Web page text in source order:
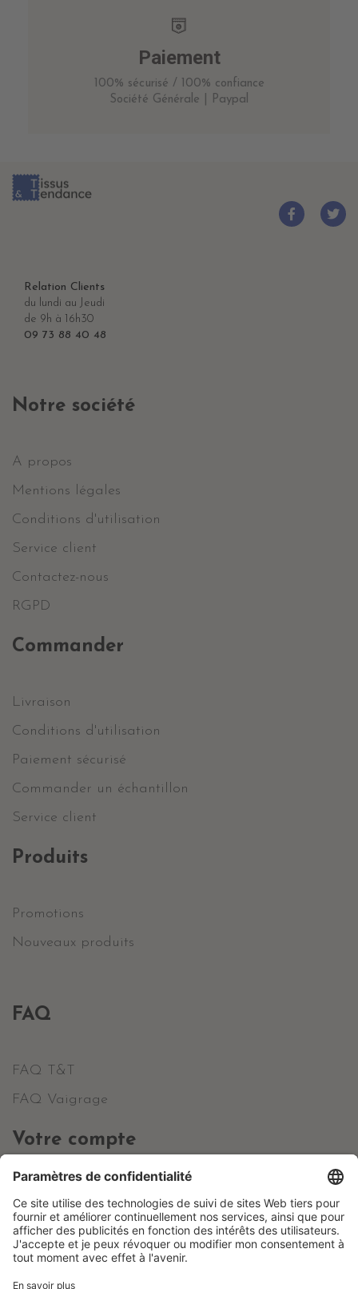
Paiement
100% sécurisé / 100% confiance
Société Générale | Paypal
Relation Clients
du lundi au Jeudi
de 9h à 16h30
09 73 88 40 48
Notre société
A propos
Mentions légales
Conditions d'utilisation
Service client
Contactez-nous
RGPD
Commander
Livraison
Conditions d'utilisation
Paiement sécurisé
Commander un échantillon
Service client
Produits
Promotions
Nouveaux produits
FAQ
FAQ T&T
FAQ Vaigrage
Votre compte
Informations personnelles
Commandes
Avoirs
Adresses